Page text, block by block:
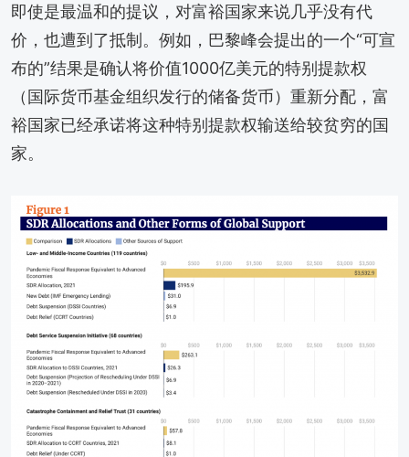
即使是最温和的提议，对富裕国家来说几乎没有代
价，也遭到了抵制。例如，巴黎峰会提出的一个“可宣
布的”结果是确认将价值1000亿美元的特别提款权
（国际货币基金组织发行的储备货币）重新分配，富
裕国家已经承诺将这种特别提款权输送给较贫穷的国
家。